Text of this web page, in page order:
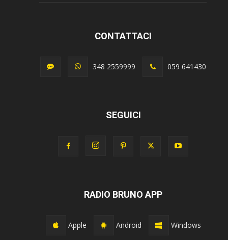
CONTATTACI
348 2559999 059 641430
SEGUICI
RADIO BRUNO APP
Apple Android Windows